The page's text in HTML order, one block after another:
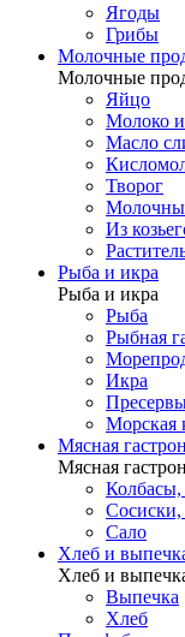
Ягоды
Грибы
Молочные
Молочные
Яйцо
Молоко
Масло
Творог
Из
Рыба и икра
Рыба и икра
Рыба
Рыбная
Икра
Морская
Мясная
Мясная
Колбасы,
Сосиски,
Сало
Хлеб и
Хлеб и
Выпечка
Хлеб